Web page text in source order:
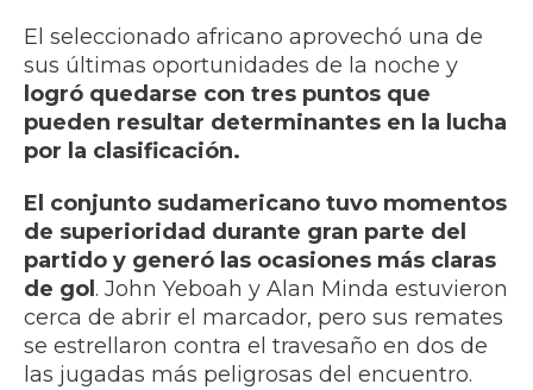
El seleccionado africano aprovechó una de
sus últimas oportunidades de la noche y
logró quedarse con tres puntos que
pueden resultar determinantes en la lucha
por la clasificación.
El conjunto sudamericano tuvo momentos
de superioridad durante gran parte del
partido y generó las ocasiones más claras
de gol. John Yeboah y Alan Minda estuvieron
cerca de abrir el marcador, pero sus remates
se estrellaron contra el travesaño en dos de
las jugadas más peligrosas del encuentro.